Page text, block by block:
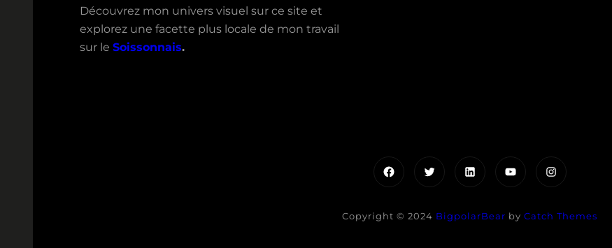
Découvrez mon univers visuel sur ce site et
explorez une facette plus locale de mon travail
sur leSoissonnais.
FacebookTwitterLinkedInYouTubeInstagram
Copyright © 2024 BigpolarBear byCatch Themes